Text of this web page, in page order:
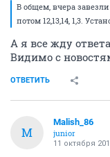
В общем, вчера
потом 12,13,14, 1,3.
А я все жду
Видимо с
ОТВЕТИТЬ
M
Malish_86
junior
11 октября